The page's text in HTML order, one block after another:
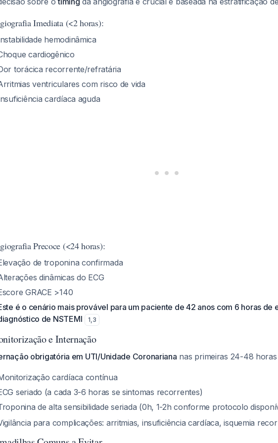
Imediata (<2 horas):
hemodinâmica
cardiogênico
torácica recorrente/refratária
ventriculares com risco de vida
cardíaca aguda
Precoce (<24 horas):
de troponina confirmada
dinâmicas do ECG
GRACE >140
é o cenário mais provável para um paciente de 42 anos com 6 horas de
de NSTEMI
1,3
e Internação
obrigatória em UTI/Unidade Coronariana nas primeiras 24-48
cardíaca contínua
seriado (a cada 3-6 horas se sintomas recorrentes)
de alta sensibilidade seriada (0h, 1-2h conforme protocolo
para complicações: arritmias, insuficiência cardíaca, isquemia